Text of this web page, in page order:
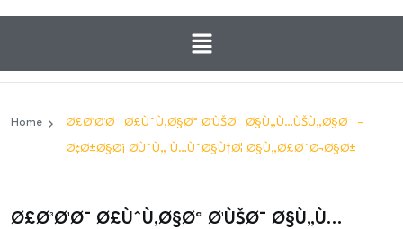
Home Ø£Ø³Ø¹Ø¯ Ø£ÙˆÙ‚Ø§Øª Ø¹ÙŠØ¯ Ø§Ù„Ù…ÙŠÙ„Ø§Ø¯ –
Ø¢Ø±Ø§Ø¡ Ø­ÙˆÙ„ Ù…ÙˆØ§Ù†Ø¦ Ø§Ù„Ø£Ø´Ø¬Ø§Ø±
Ø£Ø³Ø¹Ø¯ Ø£ÙˆÙ‚Ø§Øª Ø¹ÙŠØ¯ Ø§Ù„Ù…